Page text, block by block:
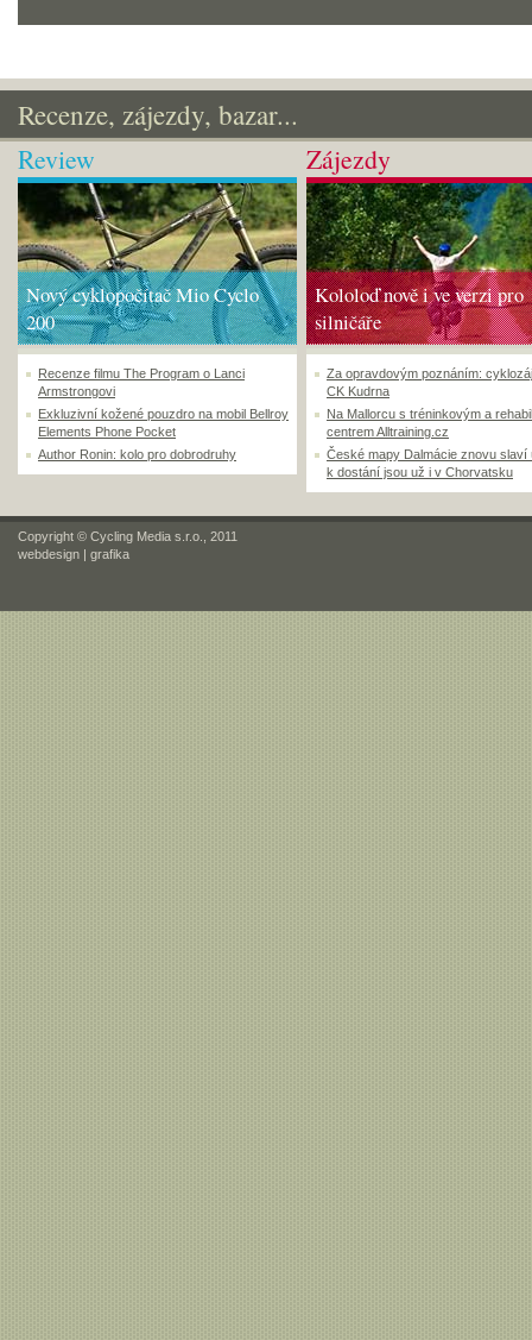
Recenze, zájezdy, bazar...
Review
Nový cyklopočítač Mio Cyclo
200
Recenze filmu The Program o Lanci
Armstrongovi
Exkluzivní kožené pouzdro na mobil Bellroy
Elements Phone Pocket
Author Ronin: kolo pro dobrodruhy
Zájezdy
Kololoď nově i ve verzi pro
silničáře
Za opravdovým poznáním:
CK Kudrna
Na Mallorcu s tréninkovým a
centrem Alltraining.cz
České mapy Dalmácie znovu slaví
k dostání jsou už i v Chorvatsku
Copyright © Cycling Media s.r.o., 2011
webdesign | grafika